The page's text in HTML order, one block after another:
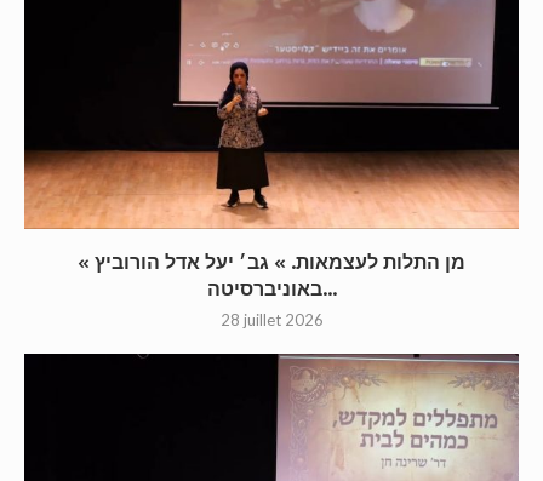
« מן התלות לעצמאות. » גב׳ יעל אדל הורוביץ
באוניברסיטה...
28 juillet 2026